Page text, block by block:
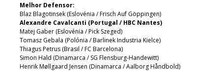
Melhor Defensor:
Blaz Blagotinsek (Eslovénia / Frisch Auf Göppingen)
Alexandre Cavalcanti (Portugal / HBC Nantes)
Matej Gaber (Eslovénia / Pick Szeged)
Tomasz Gebala (Polónia / Barlinek Industria Kielce)
Thiagus Petrus (Brasil / FC Barcelona)
Simon Hald (Dinamarca / SG Flensburg-Handewitt)
Henrik Møllgaard Jensen (Dinamarca / Aalborg Håndbold)